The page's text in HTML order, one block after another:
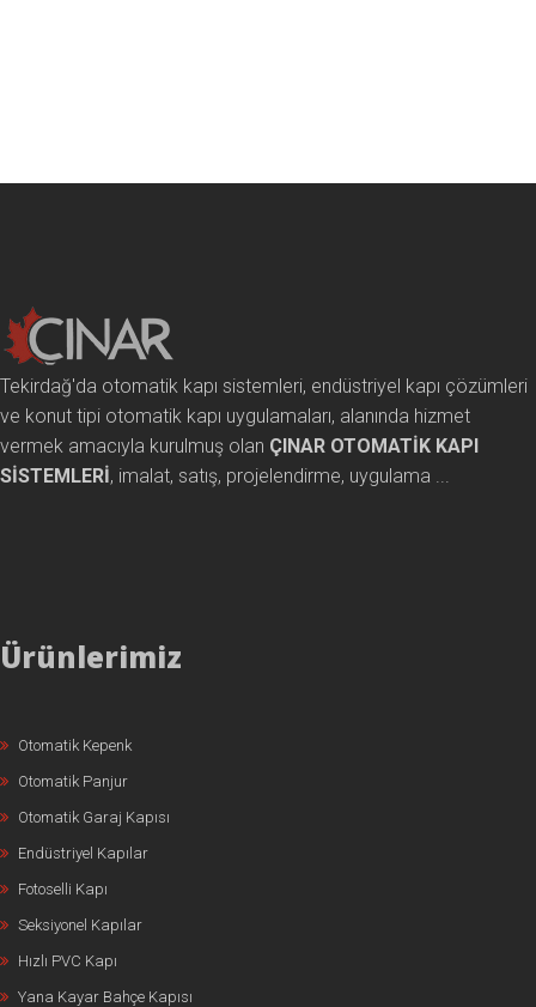
Tekirdağ'da otomatik kapı sistemleri, endüstriyel kapı çözümleri
ve konut tipi otomatik kapı uygulamaları, alanında hizmet
vermek amacıyla kurulmuş olan ÇINAR OTOMATİK KAPI
SİSTEMLERİ, imalat, satış, projelendirme, uygulama ...
Ürünlerimiz
Otomatik Kepenk
Otomatik Panjur
Otomatik Garaj Kapısı
Endüstriyel Kapılar
Fotoselli Kapı
Seksiyonel Kapılar
Hızlı PVC Kapı
Yana Kayar Bahçe Kapısı